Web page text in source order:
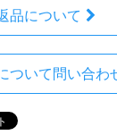
品について
ついて問い合わ